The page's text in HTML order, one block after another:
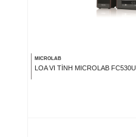
MICROLAB
LOA VI TÍNH MICROLAB FC530U